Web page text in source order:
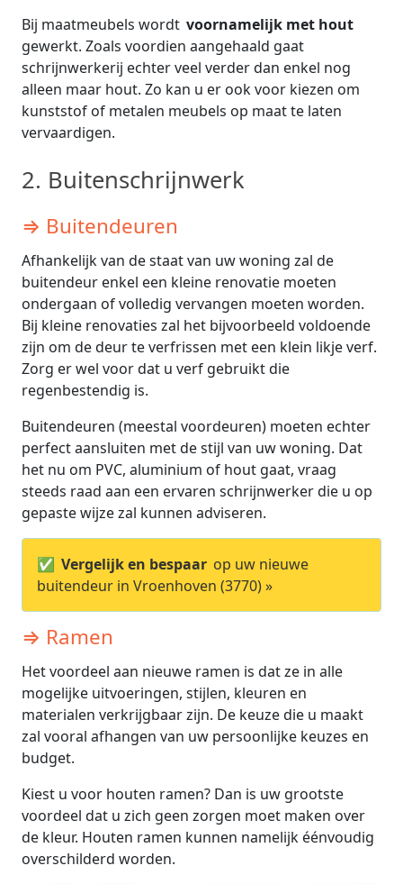
Bij maatmeubels wordt voornamelijk met hout
gewerkt. Zoals voordien aangehaald gaat
schrijnwerkerij echter veel verder dan enkel nog
alleen maar hout. Zo kan u er ook voor kiezen om
kunststof of metalen meubels op maat te laten
vervaardigen.
2. Buitenschrijnwerk
⇒ Buitendeuren
Afhankelijk van de staat van uw woning zal de
buitendeur enkel een kleine renovatie moeten
ondergaan of volledig vervangen moeten worden.
Bij kleine renovaties zal het bijvoorbeeld voldoende
zijn om de deur te verfrissen met een klein likje verf.
Zorg er wel voor dat u verf gebruikt die
regenbestendig is.
Buitendeuren (meestal voordeuren) moeten echter
perfect aansluiten met de stijl van uw woning. Dat
het nu om PVC, aluminium of hout gaat, vraag
steeds raad aan een ervaren schrijnwerker die u op
gepaste wijze zal kunnen adviseren.
✅ Vergelijk en bespaar op uw nieuwe
buitendeur in Vroenhoven (3770) »
⇒ Ramen
Het voordeel aan nieuwe ramen is dat ze in alle
mogelijke uitvoeringen, stijlen, kleuren en
materialen verkrijgbaar zijn. De keuze die u maakt
zal vooral afhangen van uw persoonlijke keuzes en
budget.
Kiest u voor houten ramen? Dan is uw grootste
voordeel dat u zich geen zorgen moet maken over
de kleur. Houten ramen kunnen namelijk éénvoudig
overschilderd worden.